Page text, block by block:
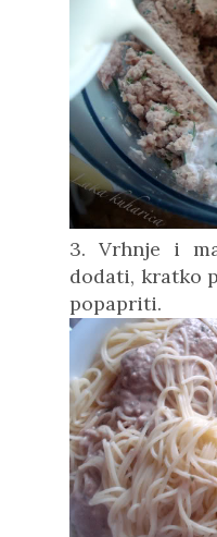
3. Vrhnje i
dodati, kratko
popapriti.